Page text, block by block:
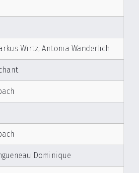
Wirtz, Antonia Wanderlich
Dominique